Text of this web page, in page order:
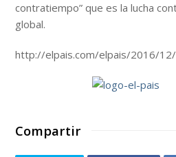
contratiempo” que es la lucha
global.
http://elpais.com/elpais/2016/
Compartir